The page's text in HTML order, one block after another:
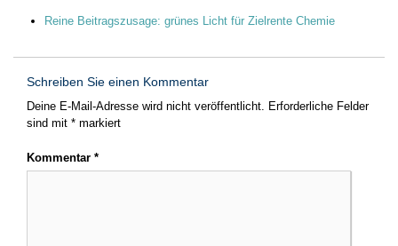
Reine Beitragszusage: grünes Licht für Zielrente Chemie
Schreiben Sie einen Kommentar
Deine E-Mail-Adresse wird nicht veröffentlicht. Erforderliche Felder
sind mit * markiert
Kommentar *